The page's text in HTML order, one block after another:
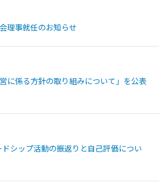
理事就任のお知らせ
に係る方針の取り組みについて」を公表
ドシップ活動の振返りと自己評価につい